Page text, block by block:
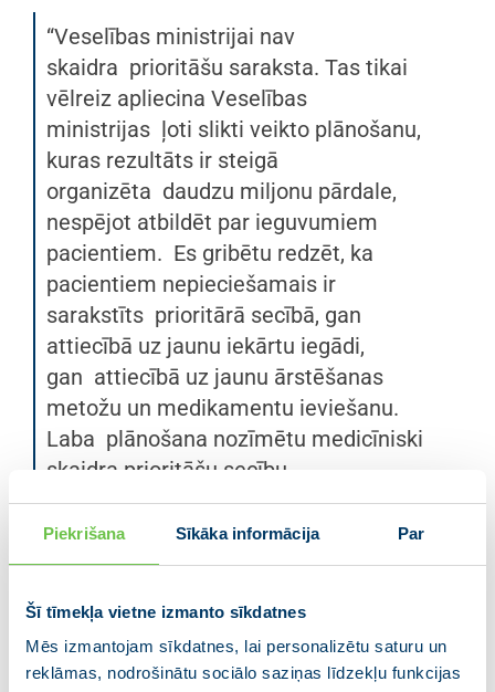
Piekrišana Sīkāka informācija Par
Šī tīmekļa vietne izmanto sīkdatnes
Mēs izmantojam sīkdatnes, lai personalizētu saturu un
reklāmas, nodrošinātu sociālo saziņas līdzekļu funkcijas
“Veselības ministrijai nav
skaidra prioritāšu saraksta. Tas tikai
vēlreiz apliecina Veselības
ministrijas ļoti slikti veikto plānošanu,
kuras rezultāts ir steigā
organizēta daudzu miljonu pārdale,
nespējot atbildēt par ieguvumiem
pacientiem. Es gribētu redzēt, ka
pacientiem nepieciešamais ir
sarakstīts prioritārā secībā, gan
attiecībā uz jaunu iekārtu iegādi,
gan attiecībā uz jaunu ārstēšanas
metožu un medikamentu ieviešanu.
Laba plānošana nozīmētu medicīniski
skaidra prioritāšu secību
dažādām pacientu grupām. Tieši šo
jautājumu es uzdevu sēdes laikā un
nesaņēmu nekādu jēgpilnu un skaidru
Veselības ministrijai šobrīd nav nekādu
medicīniski pamatojamu
prioritāšu, saskaņā ar kurām pārdalīt